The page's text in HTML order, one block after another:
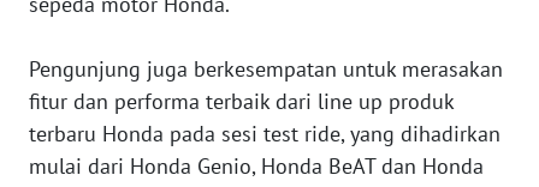
Pengunjung juga berkesempatan untuk merasakan
fitur dan performa terbaik dari line up produk
terbaru Honda pada sesi test ride, yang dihadirkan
mulai dari Honda Genio, Honda BeAT dan Honda
WN
WN
BABEL